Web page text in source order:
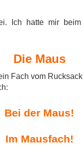
Ich hatte mir
Die Maus
Fach vom
Bei der Maus!
Im Mausfach!